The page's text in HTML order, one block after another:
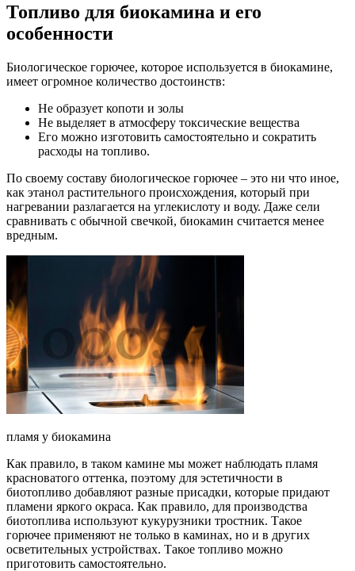
Топливо для биокамина и его
особенности
Биологическое горючее, которое используется в биокамине,
имеет огромное количество достоинств:
Не образует копоти и золы
Не выделяет в атмосферу токсические вещества
Его можно изготовить самостоятельно и сократить
расходы на топливо.
По своему составу биологическое горючее – это ни что иное,
как этанол растительного происхождения, который при
нагревании разлагается на углекислоту и воду. Даже сели
сравнивать с обычной свечкой, биокамин считается менее
вредным.
пламя у биокамина
Как правило, в таком камине мы может наблюдать пламя
красноватого оттенка, поэтому для эстетичности в
биотопливо добавляют разные присадки, которые придают
пламени яркого окраса. Как правило, для производства
биотоплива используют кукурузники тростник. Такое
горючее применяют не только в каминах, но и в других
осветительных устройствах. Такое топливо можно
приготовить самостоятельно.